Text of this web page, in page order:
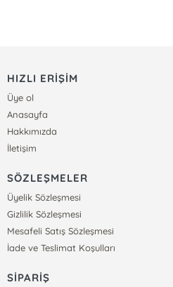
HIZLI ERİŞİM
Üye ol
Anasayfa
Hakkımızda
İletişim
SÖZLEŞMELER
Üyelik Sözleşmesi
Gizlilik Sözleşmesi
Mesafeli Satış Sözleşmesi
İade ve Teslimat Koşulları
SİPARİŞ